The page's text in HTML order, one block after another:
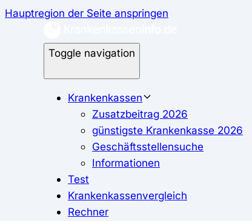
Hauptregion der Seite anspringen
Toggle navigation
Krankenkassen
Zusatzbeitrag 2026
günstigste Krankenkasse 2026
Geschäftsstellensuche
Informationen
Test
Krankenkassenvergleich
Rechner